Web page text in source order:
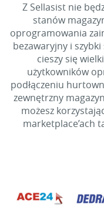
Z Sellasist nie
stanów
oprogramowania
bezawaryjny i
cieszy się
użytkowników
podłączeniu
zewnętrzny
możesz
marketplace’ach